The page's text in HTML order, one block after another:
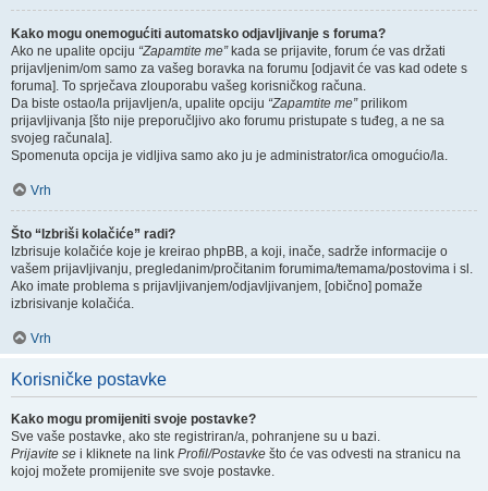
Kako mogu onemogućiti automatsko odjavljivanje s foruma?
Ako ne upalite opciju “Zapamtite me”kada se prijavite, forum će vas držati
prijavljenim/om samo za vašeg boravka na forumu [odjavit će vas kad odete s
foruma]. To sprječava zlouporabu vašeg korisničkog računa.
Da biste ostao/la prijavljen/a, upalite opciju “Zapamtite me”prilikom
prijavljivanja [što nije preporučljivo ako forumu pristupate s tuđeg, a ne sa
svojeg računala].
Spomenuta opcija je vidljiva samo ako ju je administrator/ica omogućio/la.
Vrh
Što “Izbriši kolačiće” radi?
Izbrisuje kolačiće koje je kreirao phpBB, a koji, inače, sadrže informacije o
vašem prijavljivanju, pregledanim/pročitanim forumima/temama/postovima i sl.
Ako imate problema s prijavljivanjem/odjavljivanjem, [obično] pomaže
izbrisivanje kolačića.
Vrh
Korisničke postavke
Kako mogu promijeniti svoje postavke?
Sve vaše postavke, ako ste registriran/a, pohranjene su u bazi.
Prijavite se i kliknete na link Profil/Postavke što će vas odvesti na stranicu na
kojoj možete promijenite sve svoje postavke.